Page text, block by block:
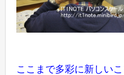
ここまで多彩に新しい